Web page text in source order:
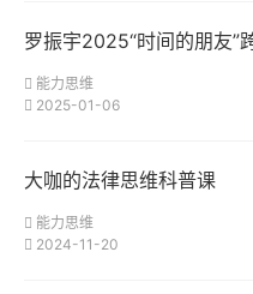
罗振宇2025“时间的朋友”
能力思维
2025-01-06
大咖的法律思维科普课
能力思维
2024-11-20